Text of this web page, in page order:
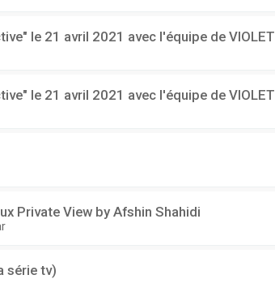
le 21 avril 2021 avec l'équipe de VIOLET
le 21 avril 2021 avec l'équipe de VIOLET
Private View by Afshin Shahidi
série tv)